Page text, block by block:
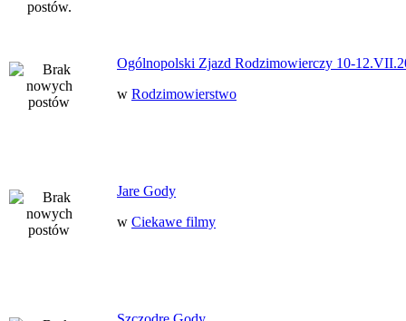
Ogólnopolski Zjazd Rodzimowierczy 10-
w Rodzimowierstwo
Jare Gody
w Ciekawe filmy